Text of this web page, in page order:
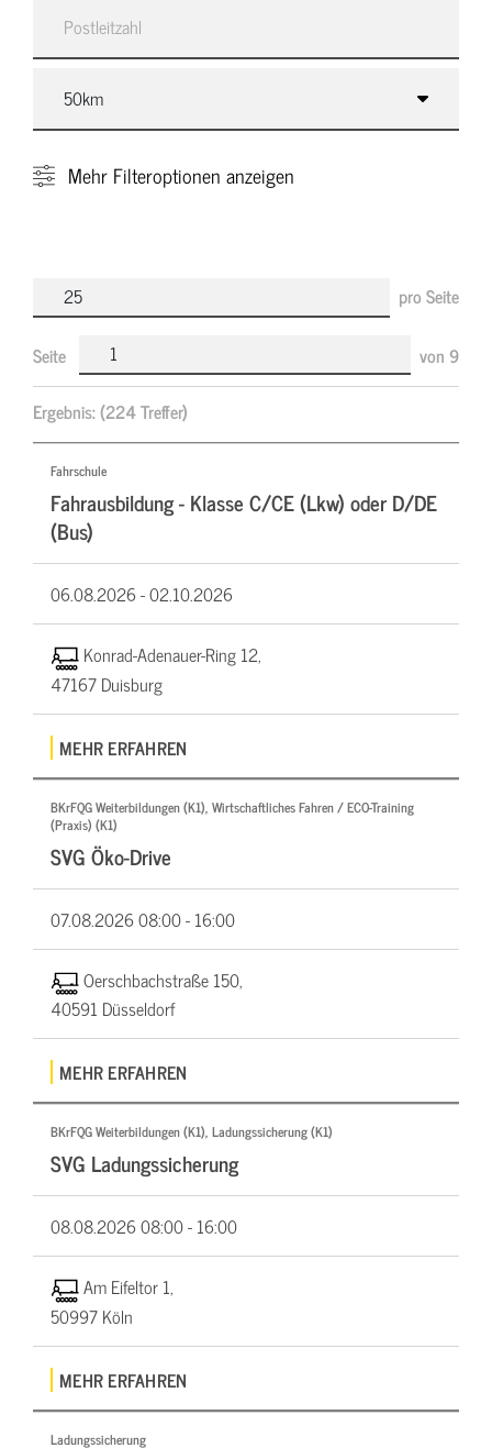
Mehr Filteroptionen anzeigen
pro Seite
Seite von 9
Ergebnis:(224 Treffer)
Fahrschule
Fahrausbildung - Klasse C/CE (Lkw) oder D/DE
(Bus)
06.08.2026 -02.10.2026
Konrad-Adenauer-Ring 12,
47167 Duisburg
MEHR ERFAHREN
BKrFQG Weiterbildungen (K1), Wirtschaftliches Fahren / ECO-Training
(Praxis) (K1)
SVG Öko-Drive
07.08.202608:00 - 16:00
Oerschbachstraße 150,
40591 Düsseldorf
MEHR ERFAHREN
BKrFQG Weiterbildungen (K1), Ladungssicherung (K1)
SVG Ladungssicherung
08.08.202608:00 - 16:00
Am Eifeltor 1,
50997 Köln
MEHR ERFAHREN
Ladungssicherung